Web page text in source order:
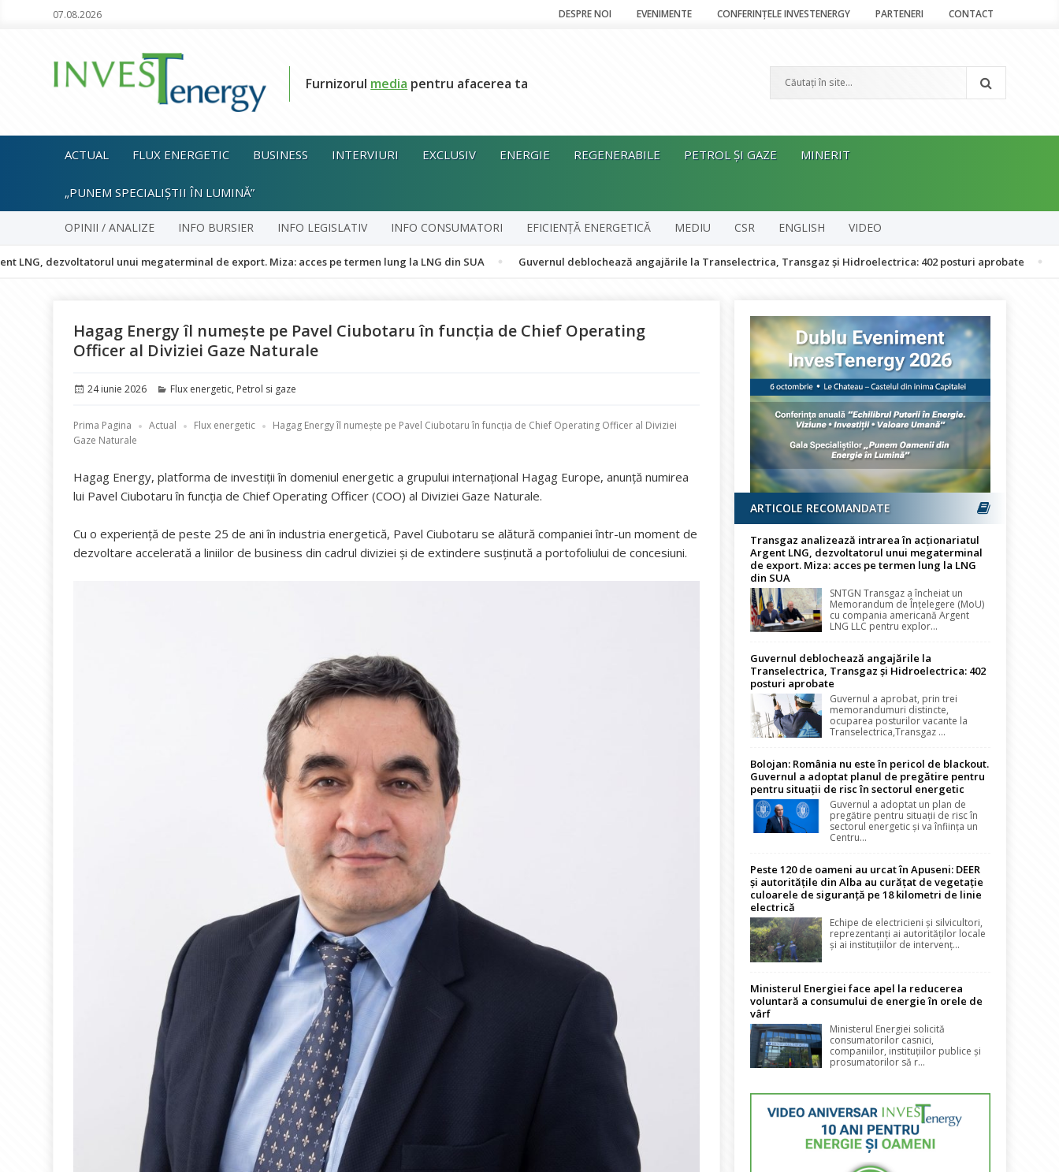
07.08.2026 DESPRE NOI EVENIMENTE CONFERINȚELE INVESTENERGY PARTENERI CONTACT
Furnizorul media pentru afacerea ta
ACTUAL FLUX ENERGETIC BUSINESS INTERVIURI EXCLUSIV ENERGIE REGENERABILE PETROL ȘI GAZE MINERIT
„PUNEM SPECIALIȘTII ÎN LUMINĂ”
OPINII / ANALIZE INFO BURSIER INFO LEGISLATIV INFO CONSUMATORI EFICIENȚĂ ENERGETICĂ MEDIU CSR ENGLISH VIDEO
unui megaterminal de export. Miza: acces pe termen lung la LNG din SUA Guvernul deblochează angajările la Transelectrica, Transgaz și Hidroelectrica: 402 posturi aprobate Bolojan:
Hagag Energy îl numește pe Pavel Ciubotaru în funcția de Chief Operating
Officer al Diviziei Gaze Naturale
Publicat
24 iunie 2026 Categorii
Flux energetic, Petrol si gaze
Prima Pagina Actual Flux energetic
Hagag Energy îl numește pe Pavel Ciubotaru în funcția de Chief Operating Officer al Diviziei
Gaze Naturale
Hagag Energy, platforma de investiții în domeniul energetic a grupului internațional Hagag Europe, anunță numirea
lui Pavel Ciubotaru în funcția de Chief Operating Officer (COO) al Diviziei Gaze Naturale.
Cu o experiență de peste 25 de ani în industria energetică, Pavel Ciubotaru se alătură companiei într-un moment de
dezvoltare accelerată a liniilor de business din cadrul diviziei și de extindere susținută a portofoliului de concesiuni.
ARTICOLE RECOMANDATE
Transgaz analizează intrarea în acționariatul
Argent LNG, dezvoltatorul unui megaterminal
de export. Miza: acces pe termen lung la LNG
din SUA
SNTGN Transgaz a încheiat un
Memorandum de Înțelegere (MoU)
cu compania americană Argent
LNG LLC pentru explor...
Guvernul deblochează angajările la
Transelectrica, Transgaz și Hidroelectrica: 402
posturi aprobate
Guvernul a aprobat, prin trei
memorandumuri distincte,
ocuparea posturilor vacante la
Transelectrica,Transgaz ...
Bolojan: România nu este în pericol de blackout.
Guvernul a adoptat planul de pregătire pentru
pentru situații de risc în sectorul energetic
Guvernul a adoptat un plan de
pregătire pentru situații de risc în
sectorul energetic și va înființa un
Centru...
Peste 120 de oameni au urcat în Apuseni: DEER
și autoritățile din Alba au curățat de vegetație
culoarele de siguranță pe 18 kilometri de linie
electrică
Echipe de electricieni și silvicultori,
reprezentanți ai autorităților locale
și ai instituțiilor de intervenț...
Ministerul Energiei face apel la reducerea
voluntară a consumului de energie în orele de
vârf
Ministerul Energiei solicită
consumatorilor casnici,
companiilor, instituțiilor publice și
prosumatorilor să r...